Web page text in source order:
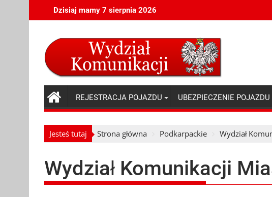
to
Dzisiaj mamy 7 sierpnia 2026
REJESTRACJA POJAZDU UBEZPIECZENIE POJAZDU
Jesteś tutaj Strona główna Podkarpackie Wydział
Wydział Komunikacji